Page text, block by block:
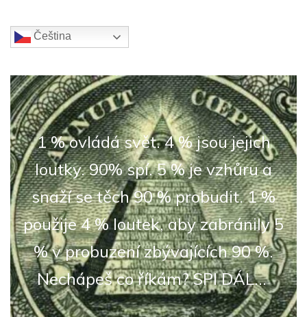
Čeština‎
1 % ovládá svět. 4 % jsou jejich
loutky. 90% spí. 5 % je vzhůru a
snaží se těch 90 % probudit. 1 %
použije 4 % loutek, aby zabránily 5
% v probuzení zbývajících 90 %.
Nechápeš co říkám? SPI DÁL...